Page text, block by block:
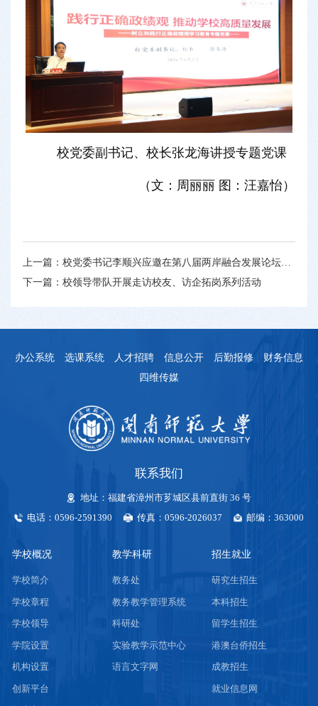
校党委副书记、校长张龙海讲授专题党课
（文：周丽丽 图：汪嘉怡）
上一篇： 校党委书记李顺兴应邀在第八届两岸融合发展论坛上发表主旨演讲
下一篇： 校领导带队开展走访校友、访企拓岗系列活动
办公系统 选课系统 人才招聘 信息公开 后勤报修
财务信息
四维传媒
联系我们
地址：福建省漳州市芗城区县前直街 36 号
电话：0596-2591390 传真：0596-2026037 邮编：363000
学校概况
学校简介
学校章程
学校领导
学院设置
机构设置
创新平台
教学科研
教务处
教务教学管理系统
科研处
实验教学示范中心
语言文字网
招生就业
研究生招生
本科招生
留学生招生
港澳台侨招生
成教招生
就业信息网